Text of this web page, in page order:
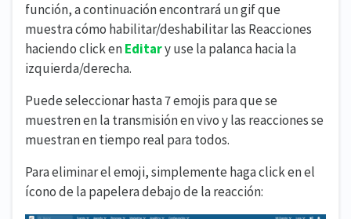
función, a continuación encontrará un gif que
muestra cómo habilitar/deshabilitar las Reacciones
haciendo click enEditary use la palanca hacia la
izquierda/derecha.
Puede seleccionar hasta 7 emojis para que se
muestren en la transmisión en vivo y las reacciones se
muestran en tiempo real para todos.
Para eliminar el emoji, simplemente haga click en el
ícono de la papelera debajo de la reacción: